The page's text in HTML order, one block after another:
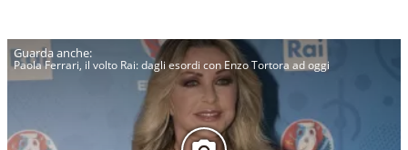
Paola Ferrari, il volto Rai: dagli esordi con Enzo Tortora ad oggi